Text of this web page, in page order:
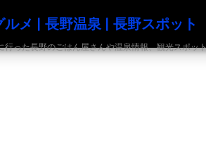
ルメ | 長野温泉 | 長野スポット
行った長野のごはん屋さんや温泉情報、観光スポッ